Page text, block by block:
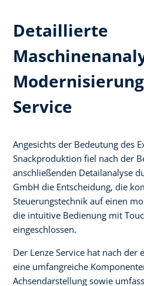
Detaillierte
Service
Angesichts der Bedeutung des
Snackproduktion fiel nach der
anschließenden Detailanalyse
GmbH die Entscheidung, die
Steuerungstechnik auf einen
die intuitive Bedienung mit
eingeschlossen.
Der Lenze Service hat nach der
eine umfangreiche
Achsendarstellung sowie